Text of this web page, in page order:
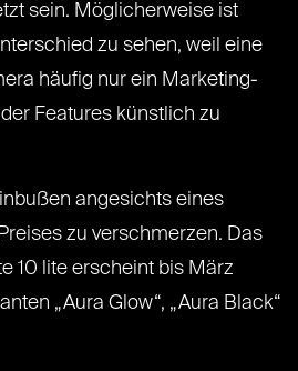
sein. Möglicherweise ist
zu sehen, weil eine
häufig nur ein Marketing-
der Features künstlich zu
angesichts eines
zu verschmerzen. Das
10 lite erscheint bis März
„Aura Glow“, „Aura Black“